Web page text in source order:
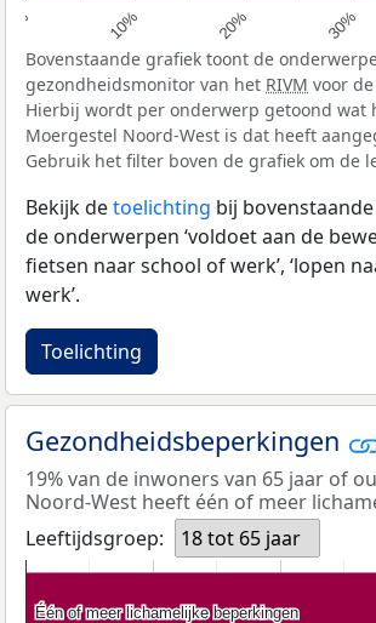
0% 10% 20% 30%
Bovenstaande grafiek toont de
gezondheidsmonitor van het RIVM voor
Hierbij wordt per onderwerp getoond
Moergestel Noord-West is dat heeft
Gebruik het filter boven de grafiek om de
Bekijk detoelichting bij
de onderwerpen ‘voldoet aan de
fietsen naar school of werk’, ‘lopen
werk’.
Toelichting
Gezondheidsbeperkingen
19% van de inwoners van 65 jaar of
Noord-West heeft één of meer
Leeftijdsgroep:
18 tot 65 jaar
Één of meer lichamelijke beperkingen
Één of meer lichamelijke beperkingen